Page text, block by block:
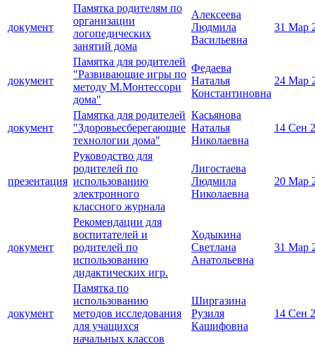
документ
Памятка родителям по
организации
логопедических
занятий дома
Алексеева
Людмила
Васильевна
31 Мар
документ
Памятка для родителей
"Развивающие игры по
методу М.Монтессори
дома"
Федаева
Наталья
Константиновна
24 Мар
документ
Памятка для родителей
"Здоровьесберегающие
технологии дома"
Касьянова
Наталья
Николаевна
14 Сен
презентация
Руководство для
родителей по
использованию
электронного
классного журнала
Лигостаева
Людмила
Николаевна
20 Мар
документ
Рекомендации для
воспитателей и
родителей по
использованию
дидактических игр.
Ходыкина
Светлана
Анатольевна
31 Мар
документ
Памятка по
использованию
методов исследования
для учащихся
начальных классов
Ширгазина
Рузиля
Кашифовна
14 Сен